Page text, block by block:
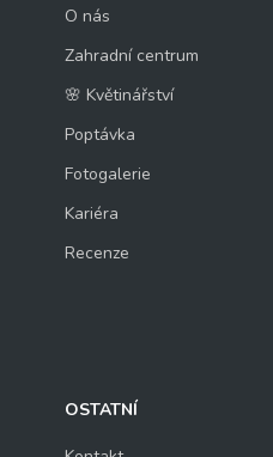
O nás
Zahradní centrum
🌸 Květinářství
Poptávka
Fotogalerie
Kariéra
Recenze
OSTATNÍ